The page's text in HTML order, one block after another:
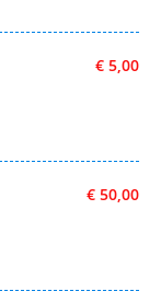
€ 5,00
€ 50,00